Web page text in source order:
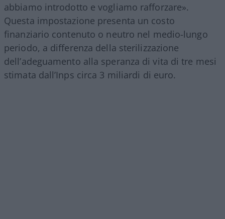
abbiamo introdotto e vogliamo rafforzare».
Questa impostazione presenta un costo
finanziario contenuto o neutro nel medio-lungo
periodo, a differenza della sterilizzazione
dell’adeguamento alla speranza di vita di tre mesi
stimata dall’Inps circa 3 miliardi di euro.